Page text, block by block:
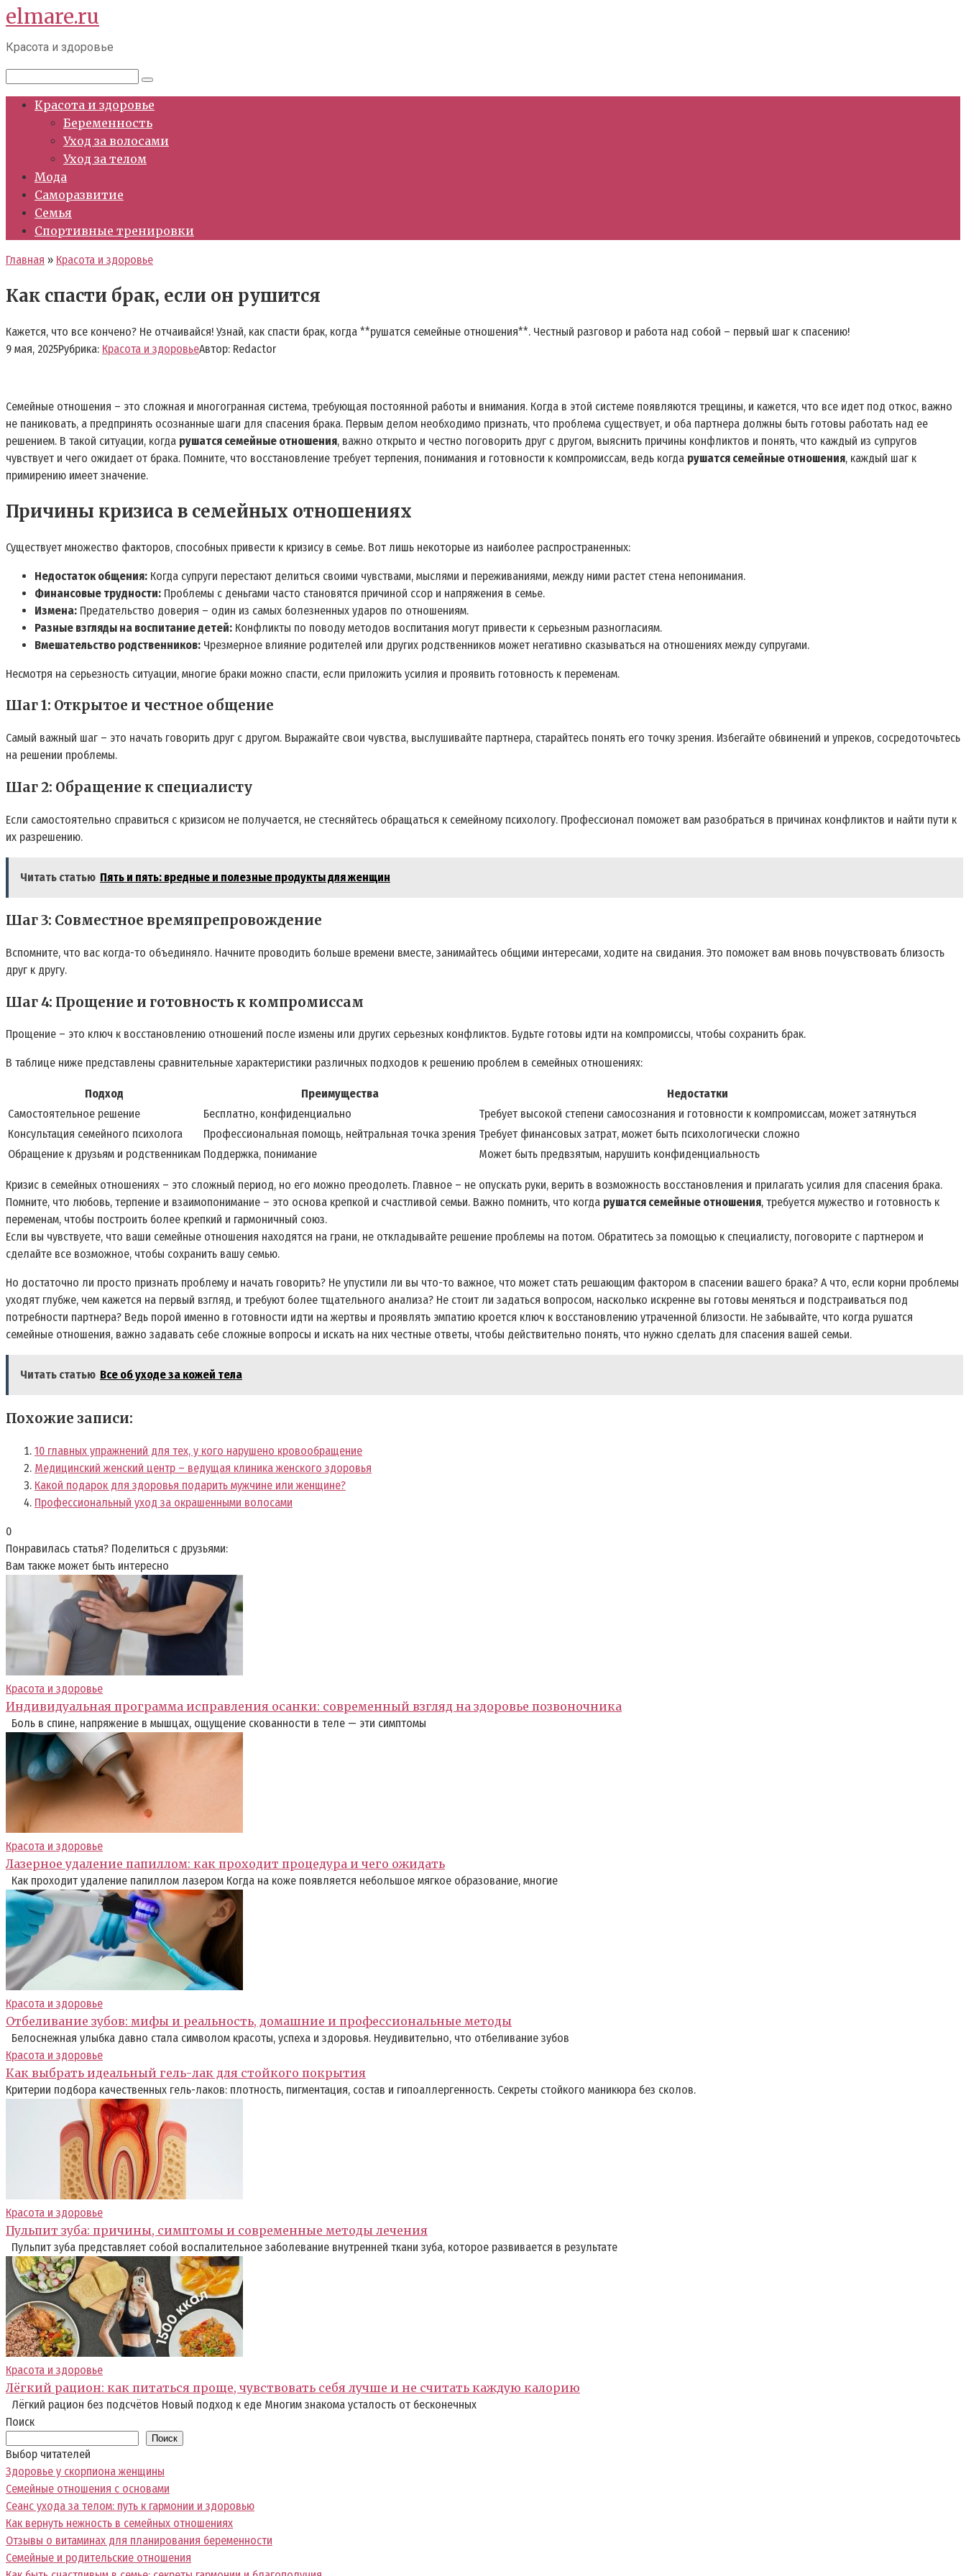
Перейти
к
контенту
elmare.ru
Красота и здоровье
Красота и здоровье
Беременность
Уход за волосами
Уход за телом
Мода
Саморазвитие
Семья
Спортивные тренировки
Главная » Красота и здоровье
Как спасти брак, если он рушится
Кажется, что все кончено? Не отчаивайся! Узнай, как спасти брак, когда **рушатся семейные отношения**. Честный разговор и работа над собой – первый шаг к спасению!
9 мая, 2025Рубрика: Красота и здоровьеАвтор: Redactor
Семейные отношения – это сложная и многогранная система, требующая постоянной работы и внимания. Когда в этой системе появляются трещины, и кажется, что все идет под откос, важно
не паниковать, а предпринять осознанные шаги для спасения брака. Первым делом необходимо признать, что проблема существует, и оба партнера должны быть готовы работать над ее
решением. В такой ситуации, когда рушатся семейные отношения, важно открыто и честно поговорить друг с другом, выяснить причины конфликтов и понять, что каждый из супругов
чувствует и чего ожидает от брака. Помните, что восстановление требует терпения, понимания и готовности к компромиссам, ведь когда рушатся семейные отношения, каждый шаг к
примирению имеет значение.
Причины кризиса в семейных отношениях
Существует множество факторов, способных привести к кризису в семье. Вот лишь некоторые из наиболее распространенных:
Недостаток общения: Когда супруги перестают делиться своими чувствами, мыслями и переживаниями, между ними растет стена непонимания.
Финансовые трудности: Проблемы с деньгами часто становятся причиной ссор и напряжения в семье.
Измена: Предательство доверия – один из самых болезненных ударов по отношениям.
Разные взгляды на воспитание детей: Конфликты по поводу методов воспитания могут привести к серьезным разногласиям.
Вмешательство родственников: Чрезмерное влияние родителей или других родственников может негативно сказываться на отношениях между супругами.
Несмотря на серьезность ситуации, многие браки можно спасти, если приложить усилия и проявить готовность к переменам.
Шаг 1: Открытое и честное общение
Самый важный шаг – это начать говорить друг с другом. Выражайте свои чувства, выслушивайте партнера, старайтесь понять его точку зрения. Избегайте обвинений и упреков, сосредоточьтесь
на решении проблемы.
Шаг 2: Обращение к специалисту
Если самостоятельно справиться с кризисом не получается, не стесняйтесь обращаться к семейному психологу. Профессионал поможет вам разобраться в причинах конфликтов и найти пути к
их разрешению.
Читать статью Пять и пять: вредные и полезные продукты для женщин
Шаг 3: Совместное времяпрепровождение
Вспомните, что вас когда-то объединяло. Начните проводить больше времени вместе, занимайтесь общими интересами, ходите на свидания. Это поможет вам вновь почувствовать близость
друг к другу.
Шаг 4: Прощение и готовность к компромиссам
Прощение – это ключ к восстановлению отношений после измены или других серьезных конфликтов. Будьте готовы идти на компромиссы, чтобы сохранить брак.
В таблице ниже представлены сравнительные характеристики различных подходов к решению проблем в семейных отношениях:
Подход Преимущества
Недостатки
Самостоятельное решение
Бесплатно, конфиденциально
Требует высокой степени самосознания и готовности к компромиссам, может затянуться
Консультация семейного психолога
Профессиональная помощь, нейтральная точка зрения Требует финансовых затрат, может быть психологически сложно
Обращение к друзьям и родственникам Поддержка, понимание Может быть предвзятым, нарушить конфиденциальность
Кризис в семейных отношениях – это сложный период, но его можно преодолеть. Главное – не опускать руки, верить в возможность восстановления и прилагать усилия для спасения брака.
Помните, что любовь, терпение и взаимопонимание – это основа крепкой и счастливой семьи. Важно помнить, что когда рушатся семейные отношения, требуется мужество и готовность к
переменам, чтобы построить более крепкий и гармоничный союз.
Если вы чувствуете, что ваши семейные отношения находятся на грани, не откладывайте решение проблемы на потом. Обратитесь за помощью к специалисту, поговорите с партнером и
сделайте все возможное, чтобы сохранить вашу семью.
Но достаточно ли просто признать проблему и начать говорить? Не упустили ли вы что-то важное, что может стать решающим фактором в спасении вашего брака? А что, если корни проблемы
уходят глубже, чем кажется на первый взгляд, и требуют более тщательного анализа? Не стоит ли задаться вопросом, насколько искренне вы готовы меняться и подстраиваться под
потребности партнера? Ведь порой именно в готовности идти на жертвы и проявлять эмпатию кроется ключ к восстановлению утраченной близости. Не забывайте, что когда рушатся
семейные отношения, важно задавать себе сложные вопросы и искать на них честные ответы, чтобы действительно понять, что нужно сделать для спасения вашей семьи.
Читать статью Все об уходе за кожей тела
Похожие записи:
10 главных упражнений для тех, у кого нарушено кровообращение
Медицинский женский центр – ведущая клиника женского здоровья
Какой подарок для здоровья подарить мужчине или женщине?
Профессиональный уход за окрашенными волосами
0
Понравилась статья? Поделиться с друзьями:
Вам также может быть интересно
Красота и здоровье
Индивидуальная программа исправления осанки: современный взгляд на здоровье позвоночника
Боль в спине, напряжение в мышцах, ощущение скованности в теле — эти симптомы
Красота и здоровье
Лазерное удаление папиллом: как проходит процедура и чего ожидать
Как проходит удаление папиллом лазером Когда на коже появляется небольшое мягкое образование, многие
Красота и здоровье
Отбеливание зубов: мифы и реальность, домашние и профессиональные методы
Белоснежная улыбка давно стала символом красоты, успеха и здоровья. Неудивительно, что отбеливание зубов
Красота и здоровье
Как выбрать идеальный гель-лак для стойкого покрытия
Критерии подбора качественных гель-лаков: плотность, пигментация, состав и гипоаллергенность. Секреты стойкого маникюра без сколов.
Красота и здоровье
Пульпит зуба: причины, симптомы и современные методы лечения
Пульпит зуба представляет собой воспалительное заболевание внутренней ткани зуба, которое развивается в результате
Красота и здоровье
Лёгкий рацион: как питаться проще, чувствовать себя лучше и не считать каждую калорию
Лёгкий рацион без подсчётов Новый подход к еде Многим знакома усталость от бесконечных
Поиск
Поиск
Выбор читателей
Здоровье у скорпиона женщины
Семейные отношения с основами
Сеанс ухода за телом: путь к гармонии и здоровью
Как вернуть нежность в семейных отношениях
Отзывы о витаминах для планирования беременности
Семейные и родительские отношения